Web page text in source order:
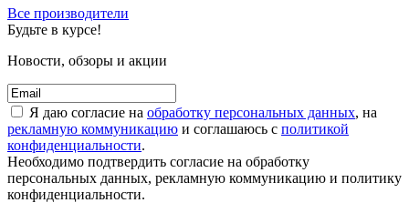
Все производители
Будьте в курсе!
Новости, обзоры и акции
Я даю согласие на обработку персональных данных, на
рекламную коммуникацию и соглашаюсь с политикой
конфиденциальности.
Необходимо подтвердить согласие на обработку
персональных данных, рекламную коммуникацию и политику
конфиденциальности.